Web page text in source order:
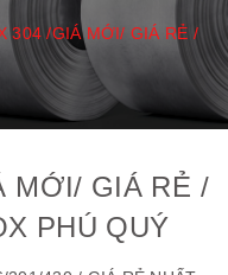
304 /GIÁ MỚI/ GIÁ RẺ /
MỚI/ GIÁ RẺ /
PHÚ QUÝ